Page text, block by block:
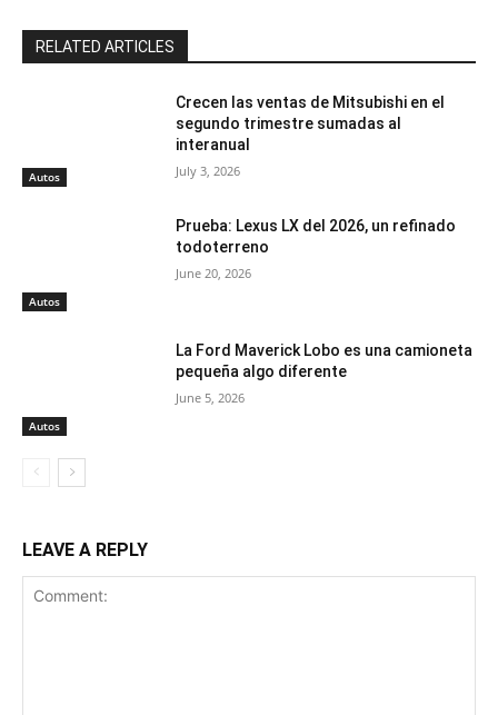
RELATED ARTICLES
Autos
Crecen las ventas de Mitsubishi en el
segundo trimestre sumadas al
interanual
July 3, 2026
Autos
Prueba: Lexus LX del 2026, un refinado
todoterreno
June 20, 2026
Autos
La Ford Maverick Lobo es una camioneta
pequeña algo diferente
June 5, 2026
LEAVE A REPLY